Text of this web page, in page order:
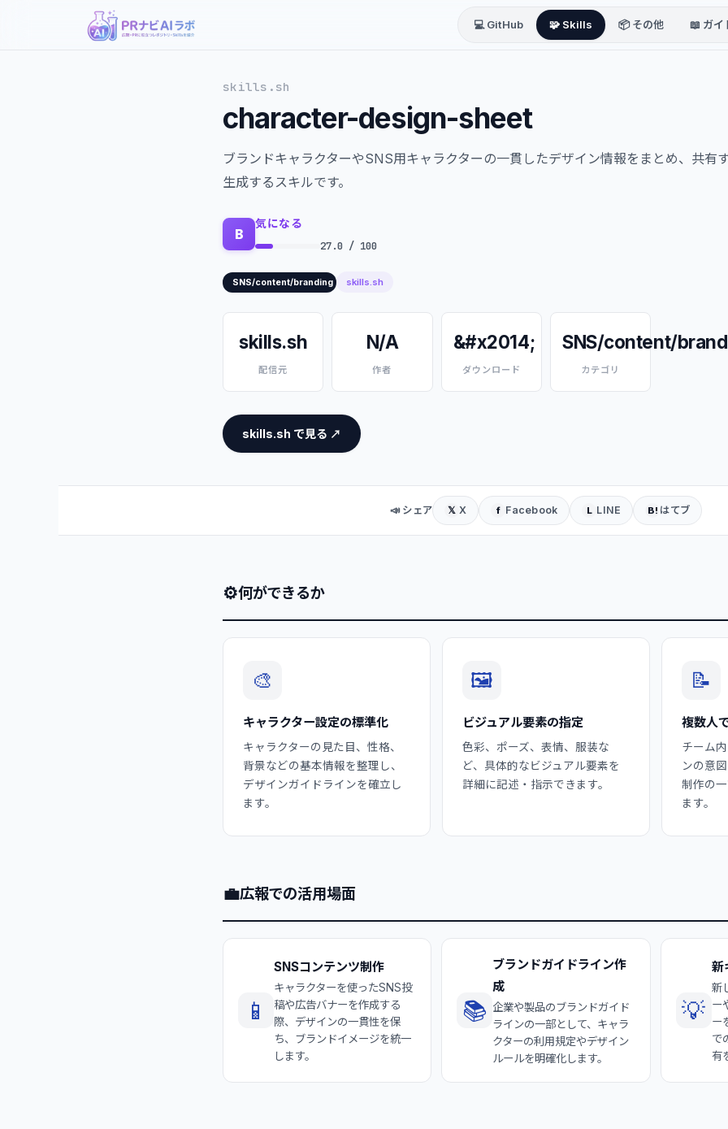
💻 GitHub 🧩 Skills 📦 その他 📖 ガイ
skills.sh
character-design-sheet
ブランドキャラクターやSNS用キャラクターの一貫したデザイン情報をまとめ、共有
生成するスキルです。
B
気になる
27.0 / 100
SNS/content/branding skills.sh
skills.sh
配信元
N/A
作者
&#x2014;
ダウンロード
SNS/content/
カテゴリ
skills.sh で見る ↗
📣 シェア 𝕏 X f Facebook L LINE B! はてブ
⚙何ができるか
🎨
キャラクター設定の標準化
キャラクターの見た目、性格、
背景などの基本情報を整理し、
デザインガイドラインを確立し
ます。
🖼️
ビジュアル要素の指定
色彩、ポーズ、表情、服装な
ど、具体的なビジュアル要素を
詳細に記述・指示できます。
📝
複数人
チーム
ンの意
制作の
ます。
💼広報での活用場面
📱
SNSコンテンツ制作
キャラクターを使ったSNS投
稿や広告バナーを作成する
際、デザインの一貫性を保
ち、ブランドイメージを統一
します。
📚
ブランドガイドライン作
成
企業や製品のブランドガイド
ラインの一部として、キャラ
クターの利用規定やデザイン
ルールを明確化します。
💡
新
新
ー
ー
で
有